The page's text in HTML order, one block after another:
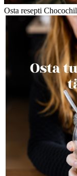
Osta resepti